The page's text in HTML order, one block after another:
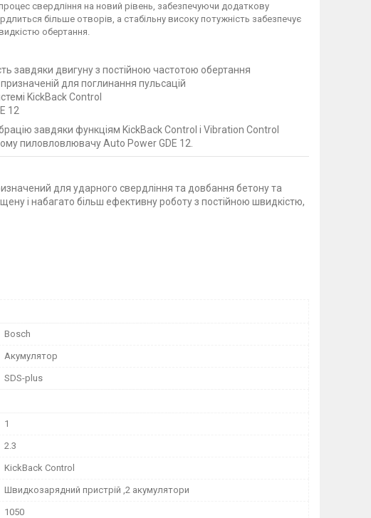
свердління на новий рівень, забезпечуючи додаткову
більше отворів, а стабільну високу потужність забезпечує
обертання.
завдяки двигуну з постійною частотою обертання
для поглинання пульсацій
KickBack Control
12
завдяки функціям KickBack Control і Vibration Control
пиловловлювачу Auto Power GDE 12.
для ударного свердління та довбання бетону та
і набагато більш ефективну роботу з постійною швидкістю,
Bosch
Акумулятор
SDS-plus
1
2.3
KickBack Control
Швидкозарядний пристрій ,2 акумулятори
1050